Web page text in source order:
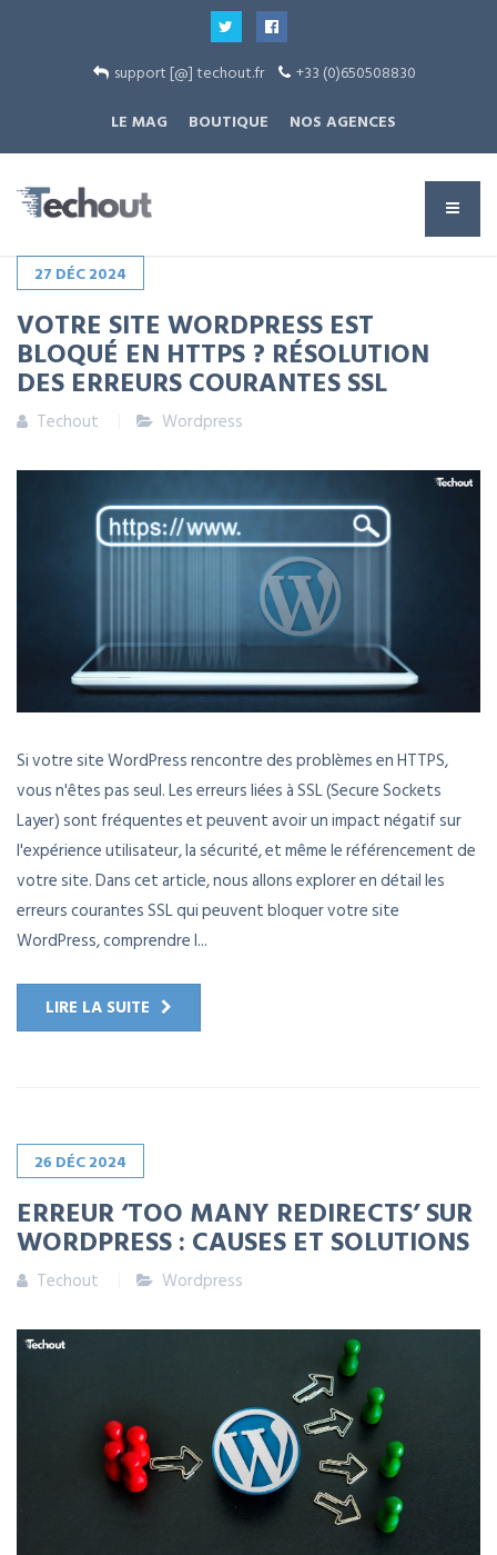
support [@] techout.fr
+33 (0)650508830
LE MAG
BOUTIQUE NOS AGENCES
27 DÉC2024
VOTRE SITE WORDPRESS EST
BLOQUÉ EN HTTPS ? RÉSOLUTION
DES ERREURS COURANTES SSL
Techout Wordpress
Si votre site WordPress rencontre des problèmes en HTTPS,
vous n'êtes pas seul. Les erreurs liées à SSL (Secure Sockets
Layer) sont fréquentes et peuvent avoir un impact négatif sur
l'expérience utilisateur, la sécurité, et même le référencement de
votre site. Dans cet article, nous allons explorer en détail les
erreurs courantes SSL qui peuvent bloquer votre site
WordPress, comprendre l...
LIRE LA SUITE
26 DÉC2024
ERREUR ‘TOO MANY REDIRECTS’ SUR
WORDPRESS : CAUSES ET SOLUTIONS
Techout Wordpress